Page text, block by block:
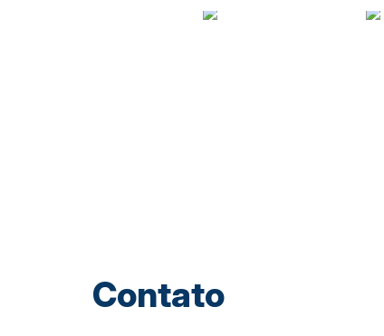
Contato